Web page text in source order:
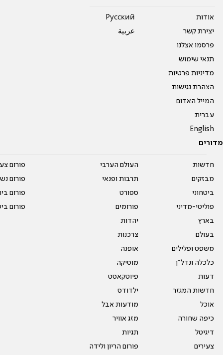
אודות
יצירת קשר
פרסמו אצלנו
תנאי שימוש
מדיניות פרטיות
הצהרת נגישות
המייל האדום
עברית
English
Pусский
عربية
מדורים
חדשות
מבזקים
ביטחוני
פוליטי-מדיני
בארץ
בעולם
משפט ופלילים
כלכלה ונדל"ן
דעות
חדשות המגזר
אוכל
כיפה שחורה
דיגיטל
צעירים
העולם הערבי
תרבות ופנאי
ספורט
פורומים
יהדות
צרכנות
אופנה
מוסיקה
פיוטקאסט
ילדודס
מודעות אבל
מזג אוויר
תגיות
פורום הריון ולידה
פורום
פורום
פורום
פורום